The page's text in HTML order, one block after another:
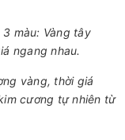
màu: Vàng tây
ngang nhau.
vàng, thời giá
cương tự nhiên từ